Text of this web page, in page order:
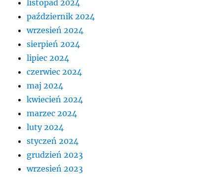
listopad 2024
październik 2024
wrzesień 2024
sierpień 2024
lipiec 2024
czerwiec 2024
maj 2024
kwiecień 2024
marzec 2024
luty 2024
styczeń 2024
grudzień 2023
wrzesień 2023